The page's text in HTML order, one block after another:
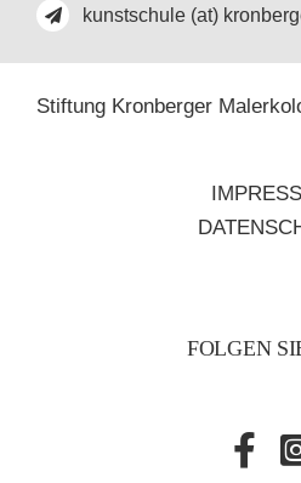
kunstschule (at)
Stiftung Kronberger
FOLGEN